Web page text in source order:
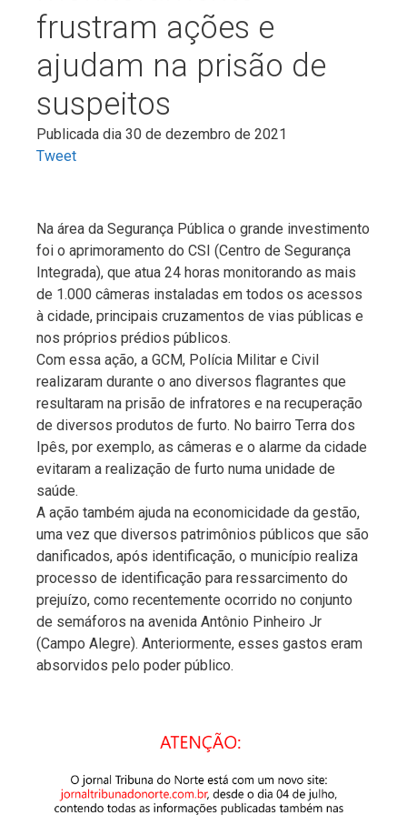
frustram ações e
ajudam na prisão de
suspeitos
Publicada dia 30 de dezembro de 2021
Tweet
Na área da Segurança Pública o grande investimento
foi o aprimoramento do CSI (Centro de Segurança
Integrada), que atua 24 horas monitorando as mais
de 1.000 câmeras instaladas em todos os acessos
à cidade, principais cruzamentos de vias públicas e
nos próprios prédios públicos.
Com essa ação, a GCM, Polícia Militar e Civil
realizaram durante o ano diversos flagrantes que
resultaram na prisão de infratores e na recuperação
de diversos produtos de furto. No bairro Terra dos
Ipês, por exemplo, as câmeras e o alarme da cidade
evitaram a realização de furto numa unidade de
saúde.
A ação também ajuda na economicidade da gestão,
uma vez que diversos patrimônios públicos que são
danificados, após identificação, o município realiza
processo de identificação para ressarcimento do
prejuízo, como recentemente ocorrido no conjunto
de semáforos na avenida Antônio Pinheiro Jr
(Campo Alegre). Anteriormente, esses gastos eram
absorvidos pelo poder público.